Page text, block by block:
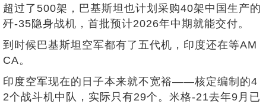
超过了500架，巴基斯坦也计划采购40架中国生产的
歼-35隐身战机，首批预计2026年中期就能交付。
到时候巴基斯坦空军都有了五代机，印度还在等AM
CA。
印度空军现在的日子本来就不宽裕——核定编制的4
2个战斗机中队，实际只有29个。米格-21去年9月已